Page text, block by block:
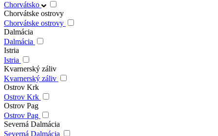
Chorvátsko
Chorvátske ostrovy
Chorvátske ostrovy
Dalmácia
Dalmácia
Istria
Istria
Kvarnerský záliv
Kvarnerský záliv
Ostrov Krk
Ostrov Krk
Ostrov Pag
Ostrov Pag
Severná Dalmácia
Severná Dalmácia